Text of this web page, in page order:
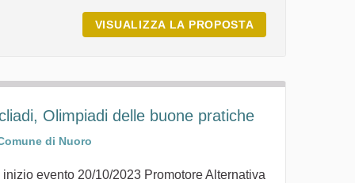
& SOLIDALE SAN BARTOLOMEO
VISUALIZZA LA PROPOSTA
Olimpiadi delle buone pratiche
di Nuoro
inizio evento 20/10/2023 Promotore Alternativa